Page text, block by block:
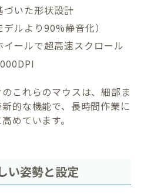
づいた形状設計
ルより90%静音化）
ールで超高速スクロール
これらのマウスは、細部ま
的な機能で、長時間作業に
めています。
い姿勢と設定